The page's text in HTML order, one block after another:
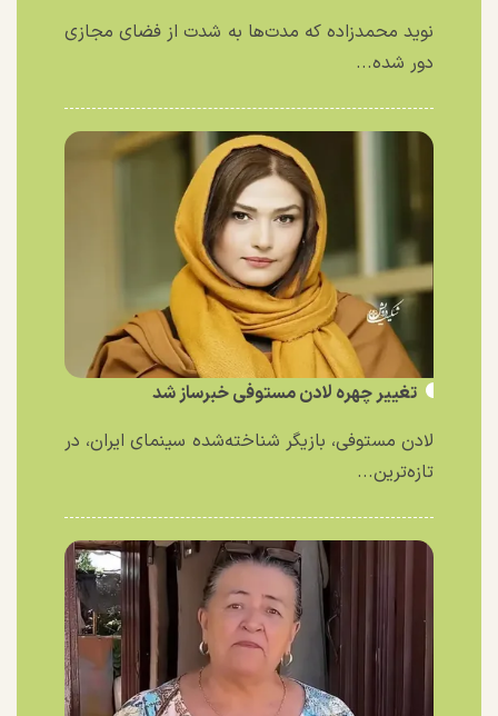
نوید محمدزاده که مدت‌ها به شدت از فضای مجازی
دور شده...
تغییر چهره لادن مستوفی خبرساز شد
لادن مستوفی، بازیگر شناخته‌شده سینمای ایران، در
تازه‌ترین...